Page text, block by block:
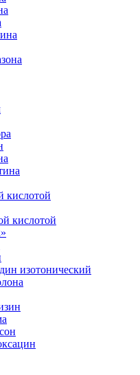
кислотой
кислотой
изотонический